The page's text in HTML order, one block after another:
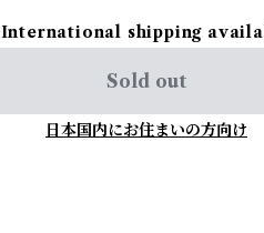
International shipping
Sold out
日本国内にお住まいの方向け